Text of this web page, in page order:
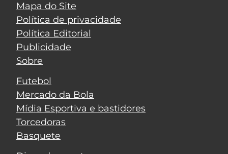
Mapa do Site
Política de privacidade
Política Editorial
Publicidade
Sobre
Futebol
Mercado da Bola
Mídia Esportiva e bastidores
Torcedoras
Basquete